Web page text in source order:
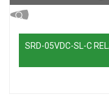
SRD-05VDC-SL-C